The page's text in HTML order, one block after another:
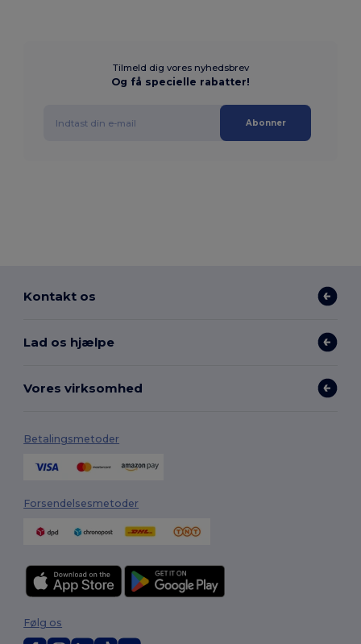
Tilmeld dig vores nyhedsbrev
Og få specielle rabatter!
Abonner
Kontakt os
Lad os hjælpe
Vores virksomhed
Betalingsmetoder
Forsendelsesmetoder
Følg os